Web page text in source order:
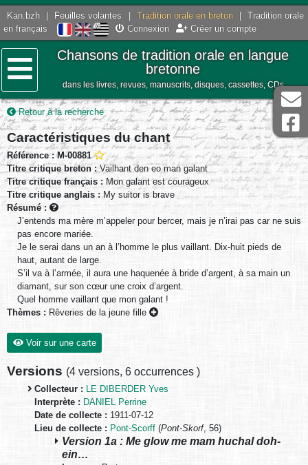
Kan.bzh Feuilles volantes Tradition orale en breton
Tradition orale
en français
Connexion Créer un compte
Menu
Chansons de tradition orale en langue
bretonne
dans les livres, revues, manuscrits, disques, cassettes, CDs
Retour à la recherche
Caractéristiques du chant
Référence : M-00881
Titre critique breton : Vailhant den eo man galant
Titre critique français : Mon galant est courageux
Titre critique anglais : My suitor is brave
Résumé :
J’entends ma mère m’appeler pour bercer, mais je n’irai pas car ne suis
pas encore mariée.
Je le serai dans un an à l’homme le plus vaillant. Dix-huit pieds de
haut, autant de large.
S’il va à l’armée, il aura une haquenée à bride d’argent, à sa main un
diamant, sur son cœur une croix d’argent.
Quel homme vaillant que mon galant !
Thèmes : Rêveries de la jeune fille
Voir sur une carte
Versions (4 versions, 6 occurrences )
Collecteur : LE DIBERDER Yves
Interprète : DANIEL Perrine
Date de collecte : 1911-07-12
Lieu de collecte : Pont-Scorff (Pont-Skorf, 56)
Version 1a : Me glow me mam huchal doh-
ein…